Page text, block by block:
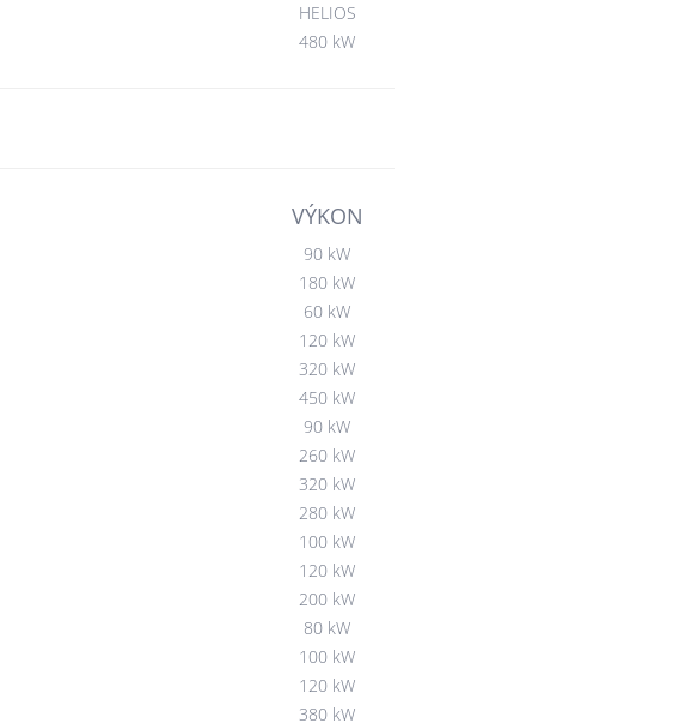
HELIOS
480 kW
VÝKON
90 kW
180 kW
60 kW
120 kW
320 kW
450 kW
90 kW
260 kW
320 kW
280 kW
100 kW
120 kW
200 kW
80 kW
100 kW
120 kW
380 kW